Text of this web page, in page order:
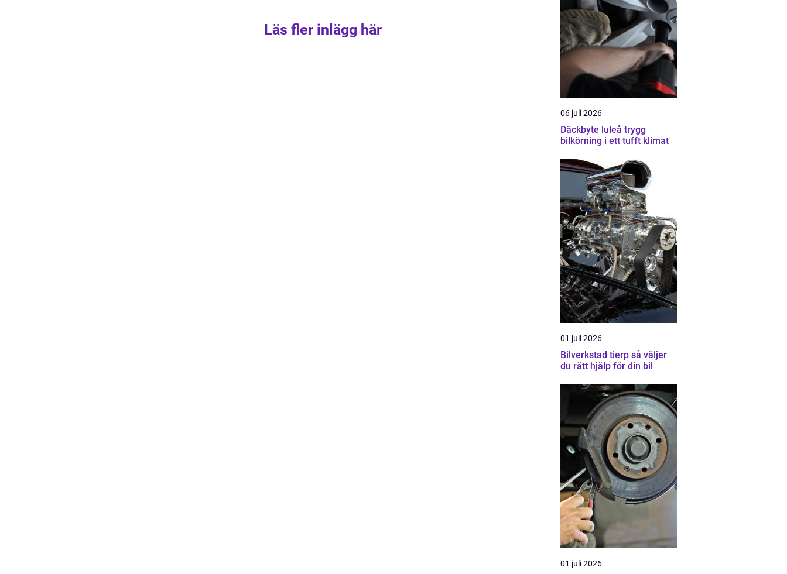
Läs fler inlägg här
06 juli 2026
Däckbyte luleå trygg
bilkörning i ett tufft klimat
01 juli 2026
Bilverkstad tierp så väljer
du rätt hjälp för din bil
01 juli 2026